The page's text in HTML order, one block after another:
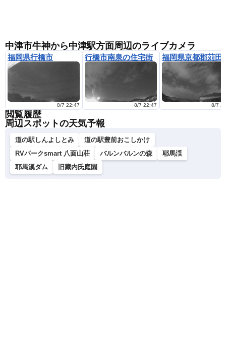
中津市牛神から中津駅方面周辺のライブカメラ
福岡県行橋市
8/7 22:47
行橋市南泉の住宅街
8/7 22:47
福岡県京都郡苅田
8/7
閲覧履歴
周辺スポットの天気予報
道の駅しんよしとみ
道の駅豊前おこしかけ
RVパークsmart 八面山荘
バルンバルンの森
耶馬渓
耶馬溪ダム
旧藏内氏庭園